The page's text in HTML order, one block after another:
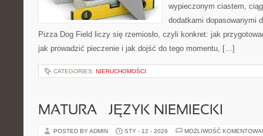
wypieczonym ciastem,
dodatkami dopasowanymi
Pizza Dog Field liczy się rzemiosło, czyli konkret: jak
jak prowadzić pieczenie i jak dojść do tego momentu, […]
CATEGORIES: NIERUCHOMOŚCI
MATURA – JĘZYK NIEMIECKI
POSTED BY ADMIN STY - 12 - 2026 MOŻLIWOŚĆ